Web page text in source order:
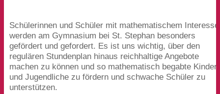
Schülerinnen und Schüler mit mathematischem Interesse
werden am Gymnasium bei St. Stephan besonders
gefördert und gefordert. Es ist uns wichtig, über den
regulären Stundenplan hinaus reichhaltige Angebote
machen zu können und so mathematisch begabte Kinder
und Jugendliche zu fördern und schwache Schüler zu
unterstützen.